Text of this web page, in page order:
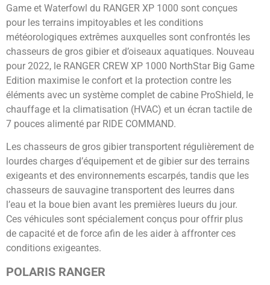
Game et Waterfowl du RANGER XP 1000 sont conçues
pour les terrains impitoyables et les conditions
météorologiques extrêmes auxquelles sont confrontés les
chasseurs de gros gibier et d’oiseaux aquatiques. Nouveau
pour 2022, le RANGER CREW XP 1000 NorthStar Big Game
Edition maximise le confort et la protection contre les
éléments avec un système complet de cabine ProShield, le
chauffage et la climatisation (HVAC) et un écran tactile de
7 pouces alimenté par RIDE COMMAND.
Les chasseurs de gros gibier transportent régulièrement de
lourdes charges d’équipement et de gibier sur des terrains
exigeants et des environnements escarpés, tandis que les
chasseurs de sauvagine transportent des leurres dans
l’eau et la boue bien avant les premières lueurs du jour.
Ces véhicules sont spécialement conçus pour offrir plus
de capacité et de force afin de les aider à affronter ces
conditions exigeantes.
POLARIS RANGER